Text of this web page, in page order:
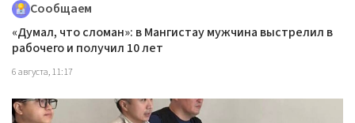
Сообщаем
«Думал, что сломан»: в Мангистау мужчина выстрелил в
рабочего и получил 10 лет
6 августа, 11:17